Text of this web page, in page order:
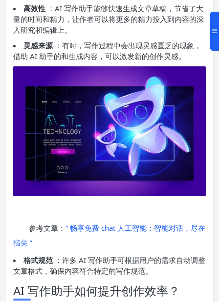
高效性 ：AI 写作助手能够快速生成文章草稿，节省了大
量的时间和精力，让作者可以将更多的精力投入到内容的深
入研究和编辑上。
灵感来源 ：有时，写作过程中会出现灵感匮乏的现象，
借助 AI 助手的和生成内容，可以激发新的创作灵感。
参考文章： “ 畅享免费 chat 人工智能：智能对话，尽在
指尖 ”
格式规范 ：许多 AI 写作助手可根据用户的需求自动调整
文章格式，确保内容符合特定的写作规范。
AI 写作助手如何提升创作效率？